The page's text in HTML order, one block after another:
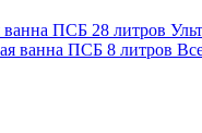
ванна ПСБ 28 литров
ванна ПСБ 8 литров